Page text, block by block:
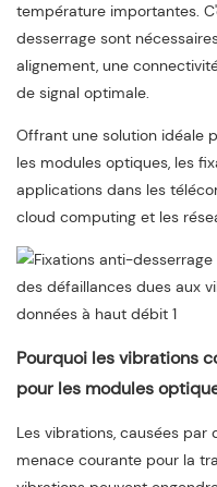
température importantes.
desserrage sont
alignement, une
de signal optimale.
Offrant une solution idéale
les modules optiques, les
applications dans les
cloud computing et les
Pourquoi les vibrations
pour les modules
Les vibrations, causées
menace courante pour la